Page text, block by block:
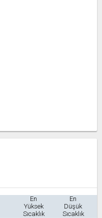
En
Yüksek
Sıcaklık
En
Düşük
Sıcaklık